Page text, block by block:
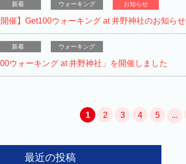
新着 ウォーキング お知らせ
開催】Get100ウォーキング at 井野神社のお知らせ
新着 ウォーキング
ウォーキング at 井野神社」を開催しました
1 2 3 4 5 ...
最近の投稿